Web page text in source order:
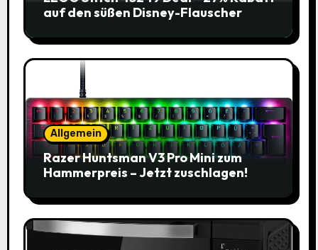
auf den süßen Disney-Flauscher
Allgemein
Razer Huntsman V3 Pro Mini zum
Hammerpreis – Jetzt zuschlagen!